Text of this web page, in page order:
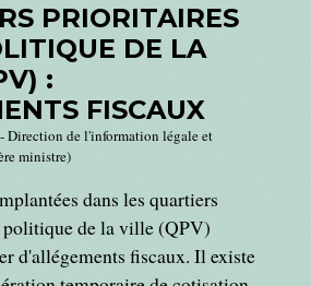
PRIORITAIRES
DE LA
:
FISCAUX
Direction de l'information légale et
ministre)
dans les quartiers
de la ville (QPV)
d'allégements fiscaux. Il existe